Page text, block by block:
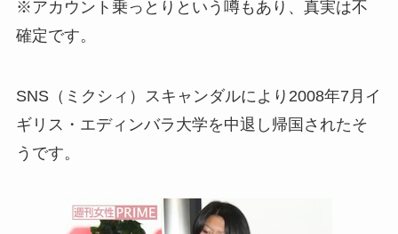
※アカウント乗っとりという噂もあり、真実は不
確定です。
SNS（ミクシィ）スキャンダルにより2008年7月イ
ギリス・エディンバラ大学を中退し帰国されたそ
うです。